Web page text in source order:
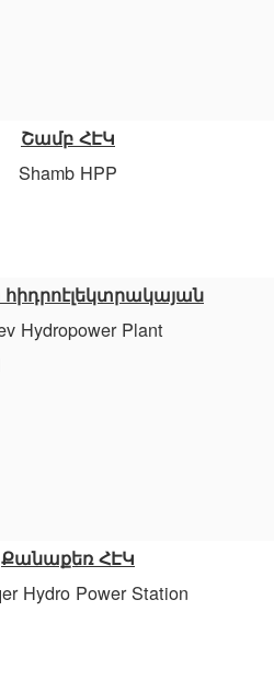
Շամբ ՀԷԿ
Shamb HPP
Hydropower Plant
Քանաքեռ ՀԷԿ
Hydro Power Station